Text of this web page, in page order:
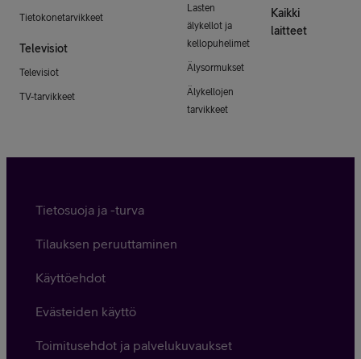
Tietokonetarvikkeet
Televisiot
Televisiot
TV-tarvikkeet
Lasten
älykellot ja
kellopuhelimet
Älysormukset
Älykellojen
tarvikkeet
Kaikki
laitteet
Tietosuoja ja -turva
Tilauksen peruuttaminen
Käyttöehdot
Evästeiden käyttö
Toimitusehdot ja palvelukuvaukset